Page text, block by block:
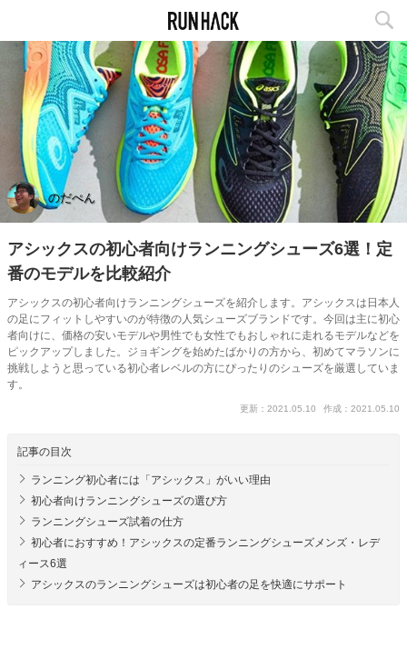
のだぺん
アシックスの初心者向けランニングシューズ6選！定
番のモデルを比較紹介
アシックスの初心者向けランニングシューズを紹介します。アシックスは日本人
の足にフィットしやすいのが特徴の人気シューズブランドです。今回は主に初心
者向けに、価格の安いモデルや男性でも女性でもおしゃれに走れるモデルなどを
ピックアップしました。ジョギングを始めたばかりの方から、初めてマラソンに
挑戦しようと思っている初心者レベルの方にぴったりのシューズを厳選していま
す。
更新：2021.05.10 作成：2021.05.10
記事の目次
ランニング初心者には「アシックス」がいい理由
初心者向けランニングシューズの選び方
ランニングシューズ試着の仕方
初心者におすすめ！アシックスの定番ランニングシューズメンズ・レデ
ィース6選
アシックスのランニングシューズは初心者の足を快適にサポート